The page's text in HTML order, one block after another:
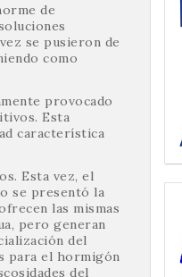
de
se pusieron de
como
provocado
Esta
característica
Esta vez, el
se presentó la
las mismas
pero generan
del
para el hormigón
del